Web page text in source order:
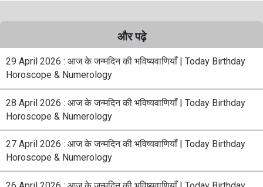
और पढ़े
29 April 2026 : आज के जन्मदिन की भविष्यवाणियाँ | Today Birthday
Horoscope & Numerology
28 April 2026 : आज के जन्मदिन की भविष्यवाणियाँ | Today Birthday
Horoscope & Numerology
27 April 2026 : आज के जन्मदिन की भविष्यवाणियाँ | Today Birthday
Horoscope & Numerology